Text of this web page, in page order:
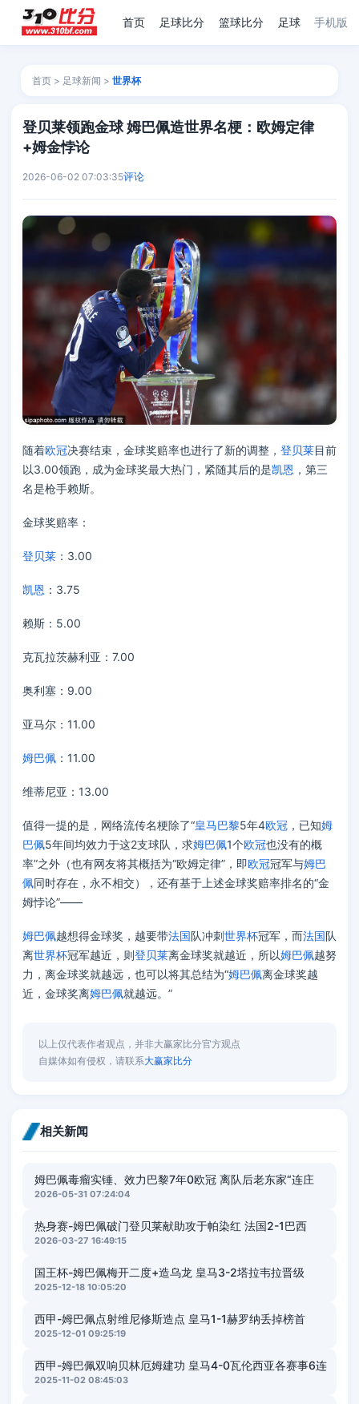
首页 足球比分 篮球比分 足球赛程 足
手机版
首页 > 足球新闻 > 世界杯
登贝莱领跑金球 姆巴佩造世界名梗：欧姆定律
+姆金悖论
2026-06-02 07:03:35评论
随着欧冠决赛结束，金球奖赔率也进行了新的调整， 登贝莱目前
以3.00领跑，成为金球奖最大热门，紧随其后的是凯恩 ，第三
名是枪手赖斯。
金球奖赔率：
登贝莱 ：3.00
凯恩 ：3.75
赖斯：5.00
克瓦拉茨赫利亚：7.00
奥利塞：9.00
亚马尔：11.00
姆巴佩 ：11.00
维蒂尼亚：13.00
值得一提的是，网络流传名梗除了“皇马巴黎5年4欧冠 ，已知姆
巴佩5年间均效力于这2支球队，求姆巴佩1个欧冠也没有的概
率”之外（也有网友将其概括为“欧姆定律”，即欧冠冠军与姆巴
佩同时存在，永不相交），还有基于上述金球奖赔率排名的“金
姆悖论”——
姆巴佩越想得金球奖，越要带法国队冲刺世界杯冠军，而法国队
离世界杯冠军越近，则登贝莱离金球奖就越近，所以姆巴佩越努
力，离金球奖就越远，也可以将其总结为“姆巴佩离金球奖越
近，金球奖离姆巴佩就越远。”
以上仅代表作者观点，并非大赢家比分官方观点
自媒体如有侵权，请联系大赢家比分
相关新闻
姆巴佩毒瘤实锤、效力巴黎7年0欧冠 离队后老东家“连庄
2026-05-31 07:24:04
热身赛-姆巴佩破门登贝莱献助攻于帕染红 法国2-1巴西
2026-03-27 16:49:15
国王杯-姆巴佩梅开二度+造乌龙 皇马3-2塔拉韦拉晋级
2025-12-18 10:05:20
西甲-姆巴佩点射维尼修斯造点 皇马1-1赫罗纳丢掉榜首
2025-12-01 09:25:19
西甲-姆巴佩双响贝林厄姆建功 皇马4-0瓦伦西亚各赛事6连
2025-11-02 08:45:03